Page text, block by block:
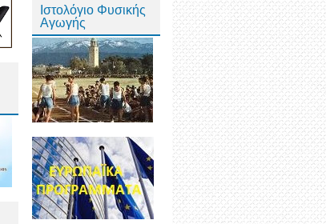
Ιστολόγιο Φυσικής
Αγωγής